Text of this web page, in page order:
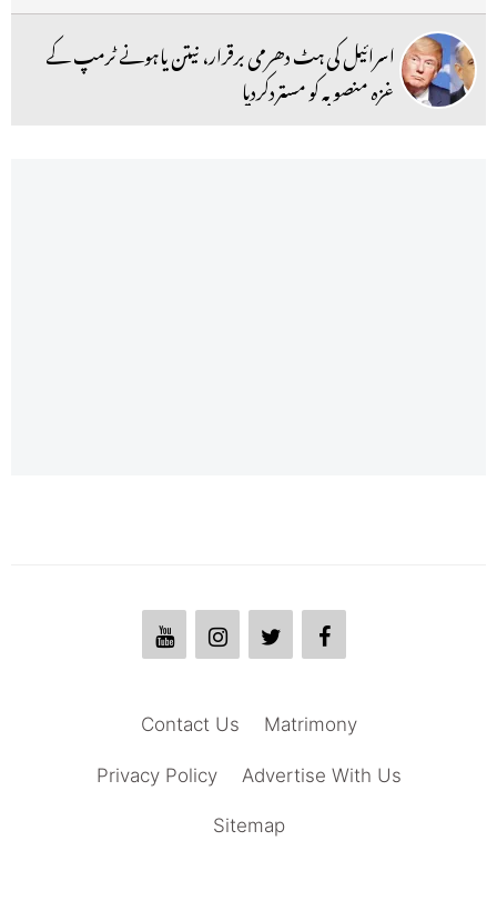
اسرائیل کی ہٹ دھرمی برقرار، نیتن یاہونے ٹرمپ کے
غزہ منصوبہ کو مستردکردیا
Matrimony
Contact Us
Advertise With Us
Privacy Policy
Sitemap